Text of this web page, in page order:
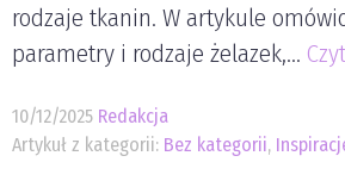
rodzaje tkanin. W artykule
parametry i rodzaje żelazek,...
10/12/2025 Redakcja
Artykuł z kategorii: Bez kategorii,